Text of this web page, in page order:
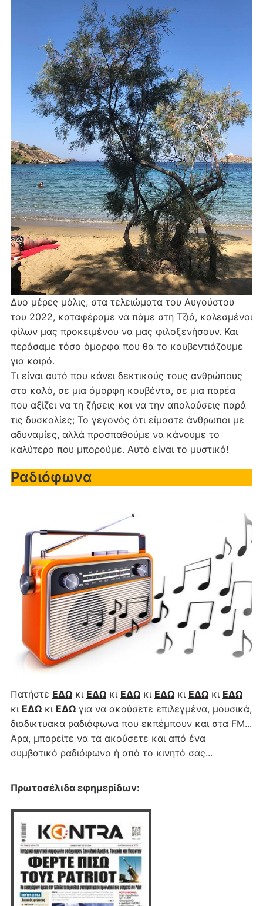
Δυο μέρες μόλις, στα τελειώματα του Αυγούστου
του 2022, καταφέραμε να πάμε στη Τζιά, καλεσμένοι
φίλων μας προκειμένου να μας φιλοξενήσουν. Και
περάσαμε τόσο όμορφα που θα το κουβεντιάζουμε
για καιρό.
Τι είναι αυτό που κάνει δεκτικούς τους ανθρώπους
στο καλό, σε μια όμορφη κουβέντα, σε μια παρέα
που αξίζει να τη ζήσεις και να την απολαύσεις παρά
τις δυσκολίες; Το γεγονός ότι είμαστε άνθρωποι με
αδυναμίες, αλλά προσπαθούμε να κάνουμε το
καλύτερο που μπορούμε. Αυτό είναι το μυστικό!
Ραδιόφωνα
Πατήστε ΕΔΩκι ΕΔΩκι ΕΔΩκι ΕΔΩκι ΕΔΩκι ΕΔΩ
κι ΕΔΩκι ΕΔΩγια να ακούσετε επιλεγμένα, μουσικά,
διαδικτυακα ραδιόφωνα που εκπέμπουν και στα FM...
Άρα, μπορείτε να τα ακούσετε και από ένα
συμβατικό ραδιόφωνο ή από το κινητό σας...
Πρωτοσέλιδα εφημερίδων: